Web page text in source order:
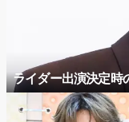
ライダー出演決定時